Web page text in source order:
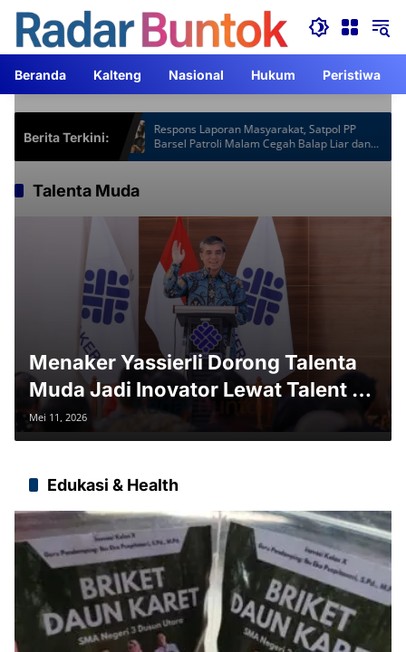
Langsung
konten
Beranda Kalteng Nasional Hukum Peristiwa
Berita Terkini:
Gardu
Lebih
Respons Laporan Masyarakat, Satpol PP
Barsel Patroli Malam Cegah Balap Liar dan
Knalpot Brong
Talenta Muda
Menaker Yassierli Dorong Talenta
Muda Jadi Inovator Lewat Talent &
Innovation Hub
Mei 11, 2026
Edukasi & Health